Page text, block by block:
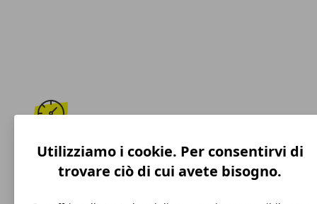
210 km/h
Velocità massima
Utilizziamo i cookie. Per consentirvi di
trovare ciò di cui avete bisogno.